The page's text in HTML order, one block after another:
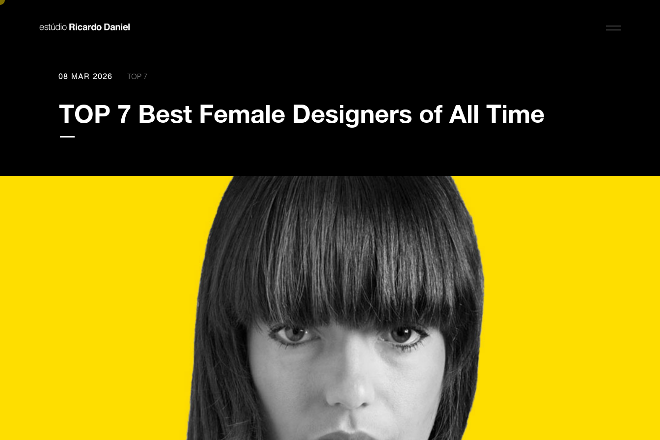
08 MAR 2026 TOP 7
TOP 7 Best Female Designers of All Time